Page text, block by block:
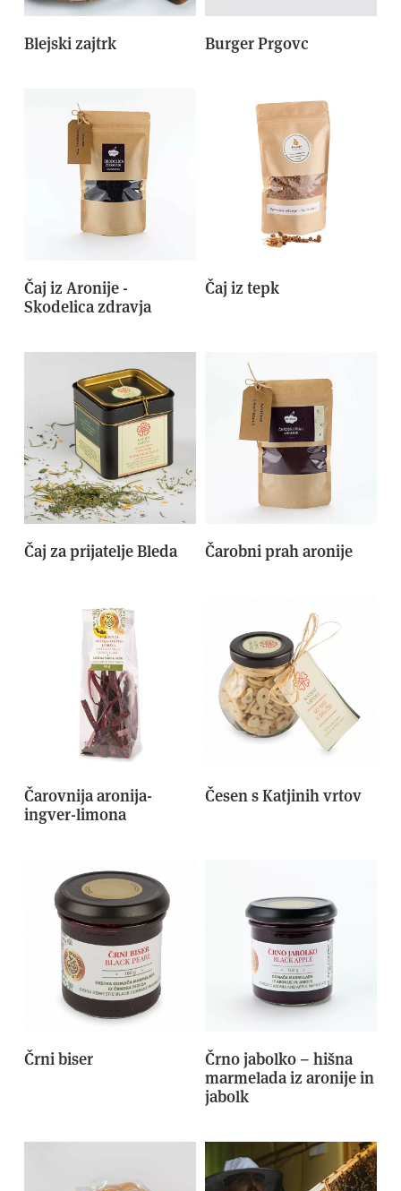
Blejski zajtrk Burger Prgovc
Čaj iz Aronije -
Skodelica zdravja
Čaj iz tepk
Čaj za prijatelje Bleda Čarobni prah aronije
Čarovnija aronija-
ingver-limona
Česen s Katjinih vrtov
Črni biser
Črno jabolko – hišna
marmelada iz aronije in
jabolk